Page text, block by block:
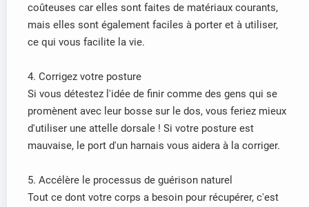
coûteuses car elles sont faites de matériaux courants,
mais elles sont également faciles à porter et à utiliser,
ce qui vous facilite la vie.
4. Corrigez votre posture
Si vous détestez l'idée de finir comme des gens qui se
promènent avec leur bosse sur le dos, vous feriez mieux
d'utiliser une attelle dorsale ! Si votre posture est
mauvaise, le port d'un harnais vous aidera à la corriger.
5. Accélère le processus de guérison naturel
Tout ce dont votre corps a besoin pour récupérer, c'est